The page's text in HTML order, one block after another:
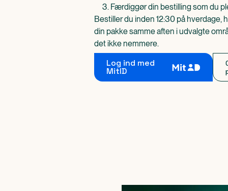
Færdiggør din bestilling som du
Bestiller du inden 12:30 på hverdage,
din pakke samme aften i udvalgte
det ikke nemmere.
Log ind med
MitID